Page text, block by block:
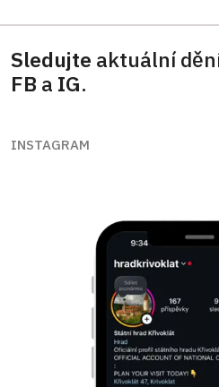
Sledujte aktuální
FB a IG.
INSTAGRAM